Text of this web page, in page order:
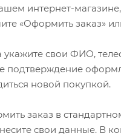
интернет-
«Оформить заказ»
свои ФИО,
подтверждение
новой покупкой.
заказ в
свои данные. В